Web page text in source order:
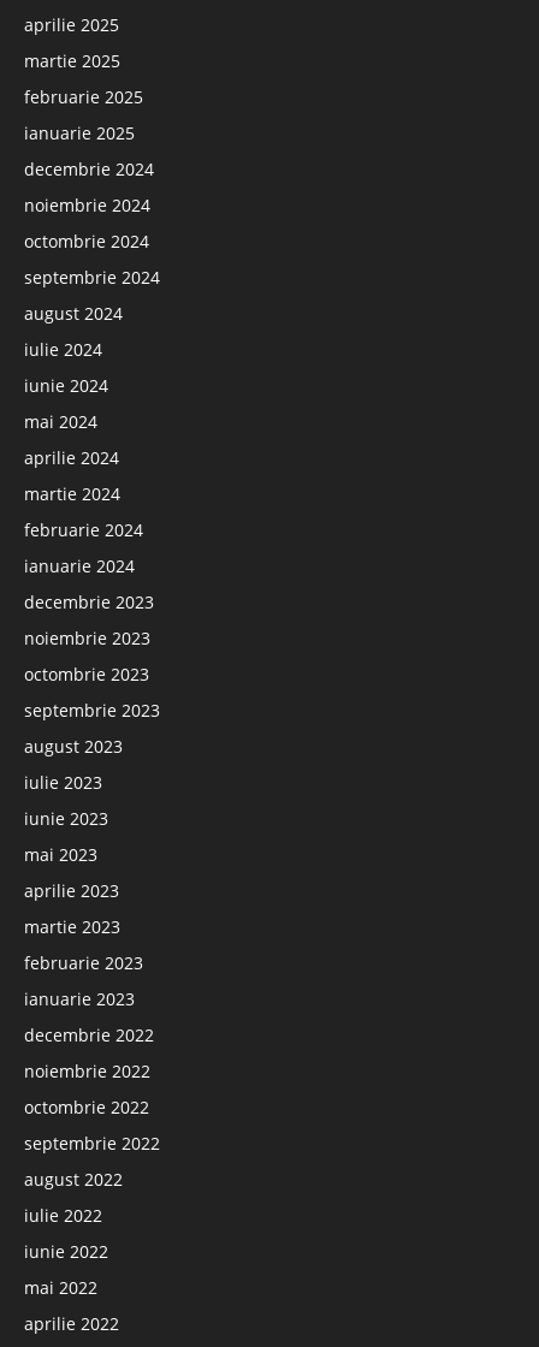
aprilie 2025
martie 2025
februarie 2025
ianuarie 2025
decembrie 2024
noiembrie 2024
octombrie 2024
septembrie 2024
august 2024
iulie 2024
iunie 2024
mai 2024
aprilie 2024
martie 2024
februarie 2024
ianuarie 2024
decembrie 2023
noiembrie 2023
octombrie 2023
septembrie 2023
august 2023
iulie 2023
iunie 2023
mai 2023
aprilie 2023
martie 2023
februarie 2023
ianuarie 2023
decembrie 2022
noiembrie 2022
octombrie 2022
septembrie 2022
august 2022
iulie 2022
iunie 2022
mai 2022
aprilie 2022